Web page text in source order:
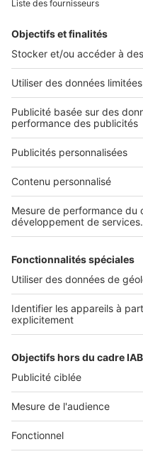
Retrouvez-nous sur ...
L'ENTREPRISE
Nous contacter
Nous recrutons
NOS APPLICATIONS
Découvrez nos applications
Tous nos services pro
Accès client
À DÉCOUVRIR
Annuaire des professionnels
Tout l'immobilier
Toutes les villes
Tous les départements
Toutes les régions